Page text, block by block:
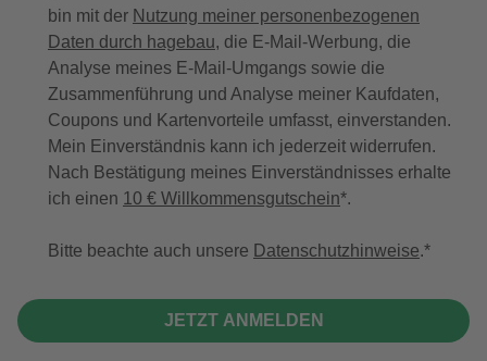
bin mit der Nutzung meiner personenbezogenen
Daten durch hagebau, die E-Mail-Werbung, die
Analyse meines E-Mail-Umgangs sowie die
Zusammenführung und Analyse meiner Kaufdaten,
Coupons und Kartenvorteile umfasst, einverstanden.
Mein Einverständnis kann ich jederzeit widerrufen.
Nach Bestätigung meines Einverständnisses erhalte
ich einen 10 € Willkommensgutschein*.
Bitte beachte auch unsere Datenschutzhinweise.
JETZT ANMELDEN